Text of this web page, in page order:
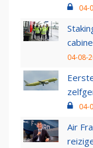
04-
04-08-
04-
Air